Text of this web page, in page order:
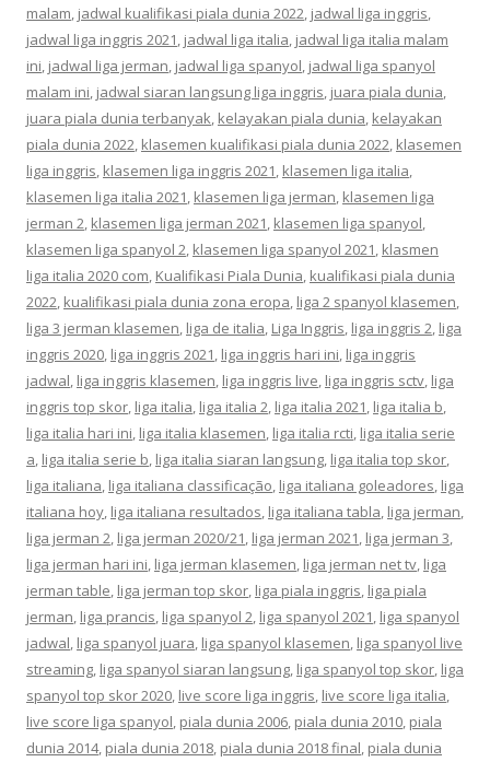
malam, jadwal kualifikasi piala dunia 2022, jadwal liga inggris,
jadwal liga inggris 2021, jadwal liga italia, jadwal liga italia malam
ini, jadwal liga jerman, jadwal liga spanyol, jadwal liga spanyol
malam ini, jadwal siaran langsung liga inggris, juara piala dunia,
juara piala dunia terbanyak, kelayakan piala dunia, kelayakan
piala dunia 2022, klasemen kualifikasi piala dunia 2022, klasemen
liga inggris, klasemen liga inggris 2021, klasemen liga italia,
klasemen liga italia 2021, klasemen liga jerman, klasemen liga
jerman 2, klasemen liga jerman 2021, klasemen liga spanyol,
klasemen liga spanyol 2, klasemen liga spanyol 2021, klasmen
liga italia 2020 com, Kualifikasi Piala Dunia, kualifikasi piala dunia
2022, kualifikasi piala dunia zona eropa, liga 2 spanyol klasemen,
liga 3 jerman klasemen, liga de italia, Liga Inggris, liga inggris 2, liga
inggris 2020, liga inggris 2021, liga inggris hari ini, liga inggris
jadwal, liga inggris klasemen, liga inggris live, liga inggris sctv, liga
inggris top skor, liga italia, liga italia 2, liga italia 2021, liga italia b,
liga italia hari ini, liga italia klasemen, liga italia rcti, liga italia serie
a, liga italia serie b, liga italia siaran langsung, liga italia top skor,
liga italiana, liga italiana classificação, liga italiana goleadores, liga
italiana hoy, liga italiana resultados, liga italiana tabla, liga jerman,
liga jerman 2, liga jerman 2020/21, liga jerman 2021, liga jerman 3,
liga jerman hari ini, liga jerman klasemen, liga jerman net tv, liga
jerman table, liga jerman top skor, liga piala inggris, liga piala
jerman, liga prancis, liga spanyol 2, liga spanyol 2021, liga spanyol
jadwal, liga spanyol juara, liga spanyol klasemen, liga spanyol live
streaming, liga spanyol siaran langsung, liga spanyol top skor, liga
spanyol top skor 2020, live score liga inggris, live score liga italia,
live score liga spanyol, piala dunia 2006, piala dunia 2010, piala
dunia 2014, piala dunia 2018, piala dunia 2018 final, piala dunia